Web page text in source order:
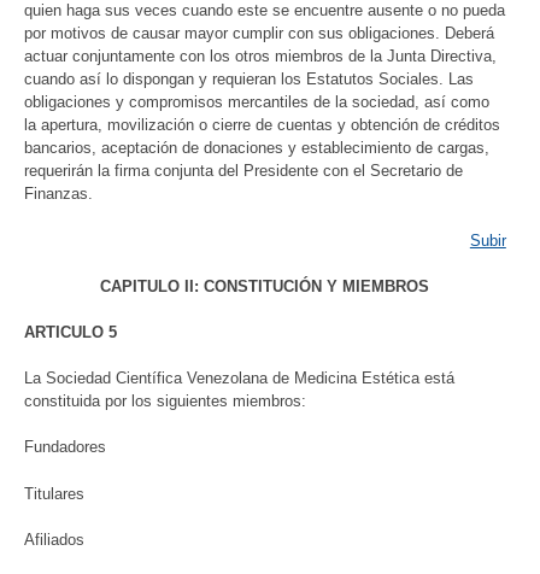
quien haga sus veces cuando este se encuentre ausente o no pueda
por motivos de causar mayor cumplir con sus obligaciones. Deberá
actuar conjuntamente con los otros miembros de la Junta Directiva,
cuando así lo dispongan y requieran los Estatutos Sociales. Las
obligaciones y compromisos mercantiles de la sociedad, así como
la apertura, movilización o cierre de cuentas y obtención de créditos
bancarios, aceptación de donaciones y establecimiento de cargas,
requerirán la firma conjunta del Presidente con el Secretario de
Finanzas.
Subir
CAPITULO II: CONSTITUCIÓN Y MIEMBROS
ARTICULO 5
La Sociedad Científica Venezolana de Medicina Estética está
constituida por los siguientes miembros:
Fundadores
Titulares
Afiliados